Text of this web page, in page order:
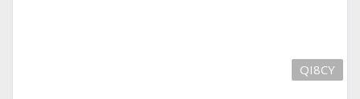
QI8CY